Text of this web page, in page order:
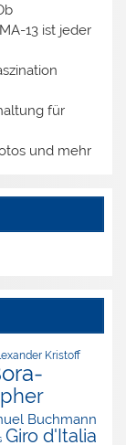
13 ist jeder
für
und mehr
Kristoff
Buchmann
Giro d'Italia